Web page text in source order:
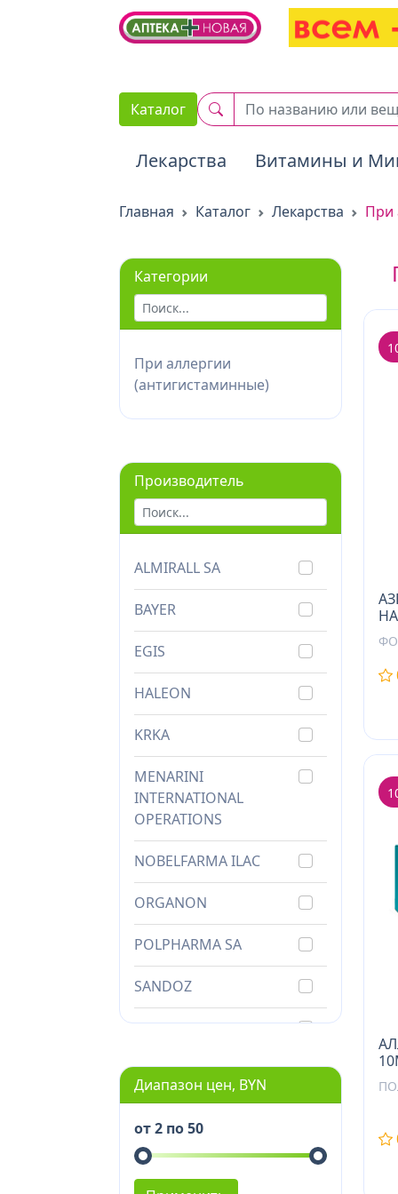
2. Вставьте этот код сразу же после открывающего тега :
Каталог
Лекарства Витамины и
Главная Каталог Лекарства При
Категории
При аллергии
(антигистаминные)
Производитель
ALMIRALL SA
BAYER
EGIS
HALEON
KRKA
MENARINI
INTERNATIONAL
OPERATIONS
NOBELFARMA ILAC
ORGANON
POLPHARMA SA
SANDOZ
SOPHARMA
ZENTIVA
БОРИСОВСКИЙ ЗМП
Диапазон цен, BYN
от 2 по 50